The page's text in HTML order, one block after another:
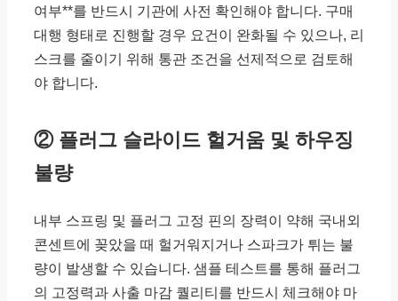
여부**를 반드시 기관에 사전 확인해야 합니다. 구매
대행 형태로 진행할 경우 요건이 완화될 수 있으나, 리
스크를 줄이기 위해 통관 조건을 선제적으로 검토해
야 합니다.
② 플러그 슬라이드 헐거움 및 하우징
불량
내부 스프링 및 플러그 고정 핀의 장력이 약해 국내외
콘센트에 꽂았을 때 헐거워지거나 스파크가 튀는 불
량이 발생할 수 있습니다. 샘플 테스트를 통해 플러그
의 고정력과 사출 마감 퀄리티를 반드시 체크해야 마